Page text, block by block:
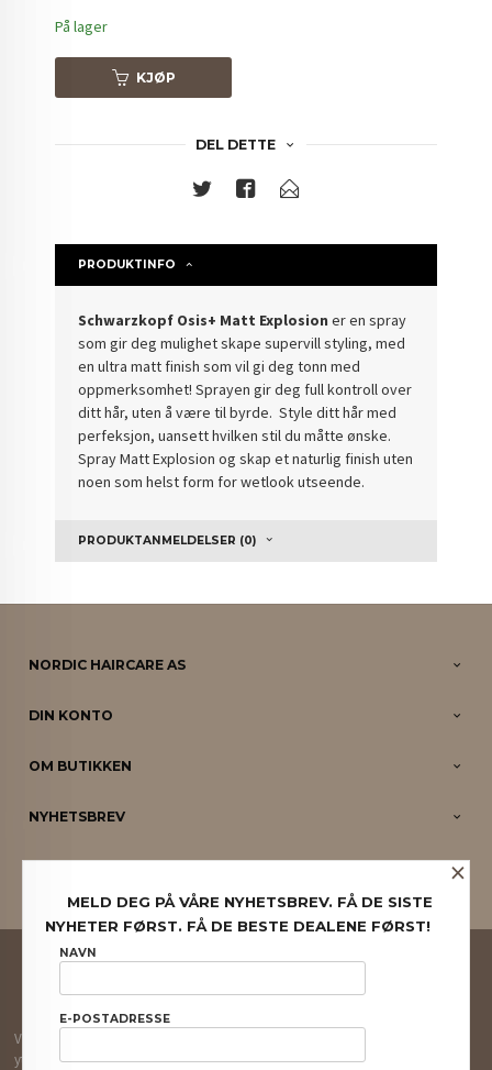
På lager
KJØP
DEL DETTE
PRODUKTINFO
Schwarzkopf Osis+ Matt Explosion er en spray
som gir deg mulighet skape supervill styling, med
en ultra matt finish som vil gi deg tonn med
oppmerksomhet! Sprayen gir deg full kontroll over
ditt hår, uten å være til byrde. Style ditt hår med
perfeksjon, uansett hvilken stil du måtte ønske.
Spray Matt Explosion og skap et naturlig finish uten
noen som helst form for wetlook utseende.
PRODUKTANMELDELSER (0)
NORDIC HAIRCARE AS
DIN KONTO
OM BUTIKKEN
NYHETSBREV
PARTNERE
FRAKT
NYHETSBREV
Vår nettbutikk bruker cookies slik at du får en bedre kjøpsopplevelse og vi kan
yte deg bedre service. Vi bruker cookies hovedsaklig til å lagre
×
MELD DEG PÅ VÅRE NYHETSBREV. FÅ DE SISTE
NYHETER FØRST. FÅ DE BESTE DEALENE FØRST!
NAVN
E-POSTADRESSE